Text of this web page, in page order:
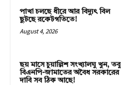
পাখা চলছে ধীরে আর বিদ্যুৎ বিল
ছুটছে রকেটগতিতে!
August 4, 2026
ছয় মাসে চুয়াল্লিশ সংখ্যালঘু খুন, তবু
বিএনপি-জামাতের অবৈধ সরকারের
দাবি সব ঠিক আছে!